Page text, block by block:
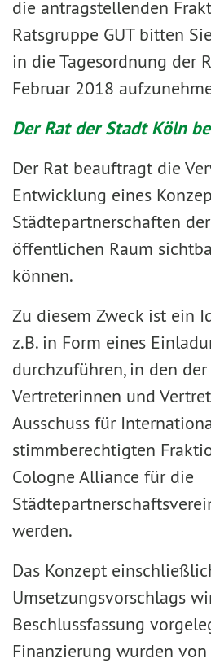
die antragstellenden
Ratsgruppe GUT bitten
in die Tagesordnung der
Februar 2018
Der Rat der Stadt Köln
Der Rat beauftragt die
Entwicklung eines
Städtepartnerschaften
öffentlichen Raum
können.
Zu diesem Zweck ist ein
z.B. in Form eines
durchzuführen, in den
Vertreterinnen und
Ausschuss für
stimmberechtigten
Cologne Alliance für die
werden.
Das Konzept
Umsetzungsvorschlags
Beschlussfassung
Finanzierung wurden